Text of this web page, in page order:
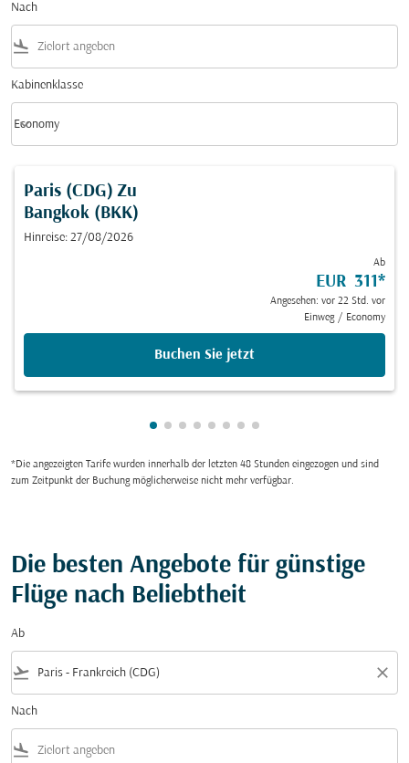
Nach
flight_land
Kabinenklasse
Kabinenklasse option Economy Selected
Economy
keyboard_arrow_down
Paris (CDG) Zu
Bangkok (BKK)
Hinreise: 27/08/2026
Ab
EUR 311*
Angesehen: vor 22 Std. vor
Einweg / Economy
Buchen Sie jetzt
zeigt cmp-pagination-showing-card
zeigt cmp-pagination-showing-
zeigt cmp-pagination-showing-
zeigt cmp-pagination-
zeigt cmp-pagination-
zeigt cmp-pagination-
zeigt cmp-pagination-
zeigt cmp-
*Die angezeigten Tarife wurden innerhalb der letzten 48 Stunden eingezogen und sind
zum Zeitpunkt der Buchung möglicherweise nicht mehr verfügbar.
Die besten Angebote für günstige
Flüge nach Beliebtheit
Ab
flight_takeoff close
Nach
flight_land